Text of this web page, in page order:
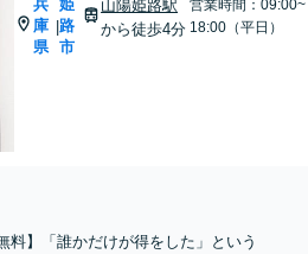
兵
庫
県
|
姫
路
市
山陽姫路駅
から徒歩4分
営業時間：09:00~
18:00（平日）
料】「誰かだけが得をした」という